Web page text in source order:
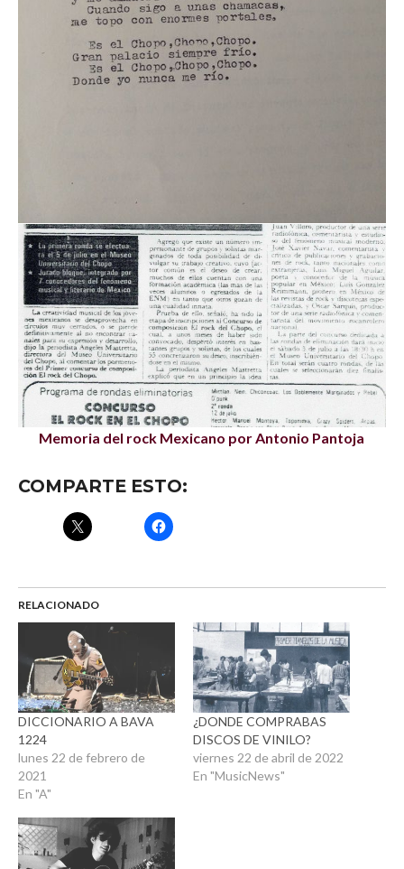
Memoria del rock Mexicano por Antonio Pantoja
COMPARTE ESTO:
RELACIONADO
DICCIONARIO A BAVA
1224
lunes 22 de febrero de
2021
En "A"
¿DONDE COMPRABAS
DISCOS DE VINILO?
viernes 22 de abril de 2022
En "MusicNews"